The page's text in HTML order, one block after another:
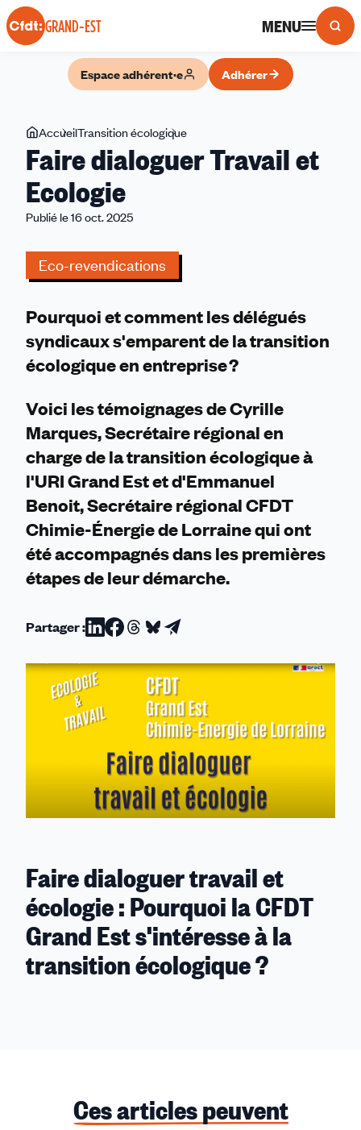
Panneau de gestion des cookies
GRAND-EST MENU
Espace adhérent·e Adhérer
Vous
êtes
ici
AccueilTransition écologique
dialoguer
Faire dialoguer Travail et
Ecologie
Publié le 16 oct. 2025
Eco-revendications
Pourquoi et comment les délégués
syndicaux s'emparent de la transition
écologique en entreprise ?
Voici les témoignages de Cyrille
Marques, Secrétaire régional en
charge de la transition écologique à
l'URI Grand Est et d'Emmanuel
Benoit, Secrétaire régional CFDT
Chimie-Énergie de Lorraine qui ont
été accompagnés dans les premières
étapes de leur démarche.
Partager :Partager
sur
Linkedin
Partager
sur
Facebook
Partager
sur
Threads
Partager
sur
Bluesky
Partager
par
email
Faire dialoguer travail et
écologie : Pourquoi la CFDT
Grand Est s'intéresse à la
transition écologique ?
Ces articles peuvent